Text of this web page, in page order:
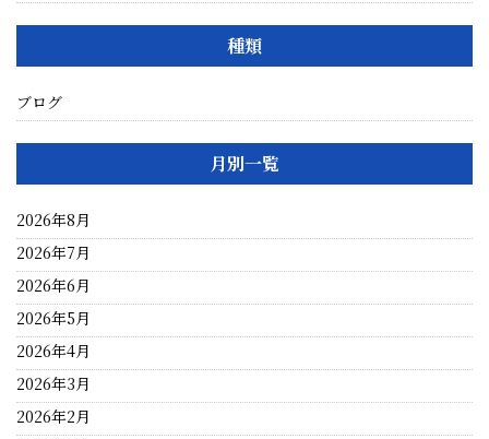
種類
ブログ
月別一覧
2026年8月
2026年7月
2026年6月
2026年5月
2026年4月
2026年3月
2026年2月